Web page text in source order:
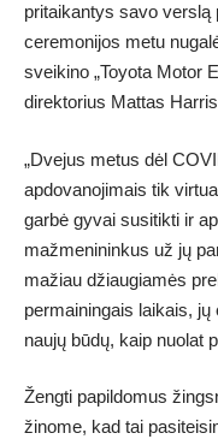
pritaikantys savo verslą
ceremonijos metu
sveikino „Toyota Motor
direktorius Mattas
„Dvejus metus dėl
apdovanojimais tik
garbė gyvai susitikti ir
mažmenininkus už jų
mažiau džiaugiamės
permainingais laikais,
naujų būdų, kaip nuolat
Žengti papildomus
žinome, kad tai